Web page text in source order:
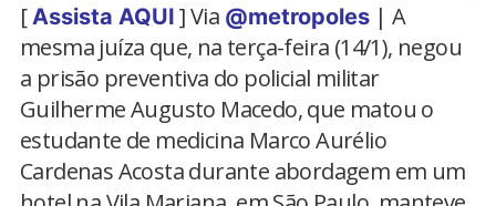
[Assista AQUI ] Via @metropoles| A
mesma juíza que, na terça-feira (14/1), negou
a prisão preventiva do policial militar
Guilherme Augusto Macedo, que matou o
estudante de medicina Marco Aurélio
Cardenas Acosta durante abordagem em um